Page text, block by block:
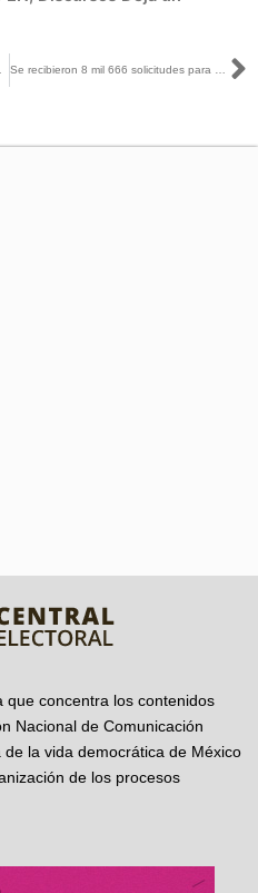
que concentra los contenidos
Nacional de Comunicación
la vida democrática de México
de los procesos